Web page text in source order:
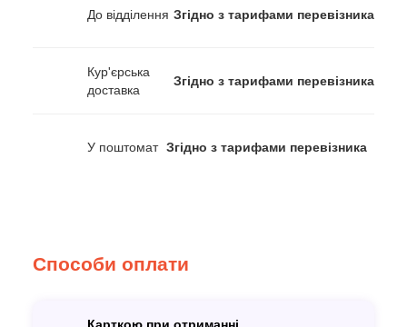
До відділення Згідно з тарифами перевізника
Кур'єрська
доставка
Згідно з тарифами перевізника
У поштомат Згідно з тарифами перевізника
Способи оплати